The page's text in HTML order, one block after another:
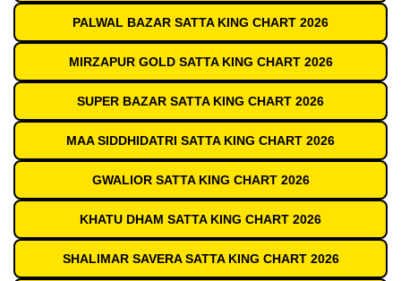
PALWAL BAZAR SATTA KING CHART 2026
MIRZAPUR GOLD SATTA KING CHART 2026
SUPER BAZAR SATTA KING CHART 2026
MAA SIDDHIDATRI SATTA KING CHART 2026
GWALIOR SATTA KING CHART 2026
KHATU DHAM SATTA KING CHART 2026
SHALIMAR SAVERA SATTA KING CHART 2026